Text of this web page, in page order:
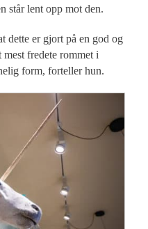
står lent opp mot den.
dette er gjort på en god og
fredete rommet i
form, forteller hun.